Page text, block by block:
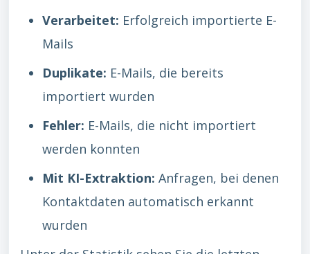
Verarbeitet: Erfolgreich importierte E-
Mails
Duplikate: E-Mails, die bereits
importiert wurden
Fehler: E-Mails, die nicht importiert
werden konnten
Mit KI-Extraktion: Anfragen, bei denen
Kontaktdaten automatisch erkannt
wurden